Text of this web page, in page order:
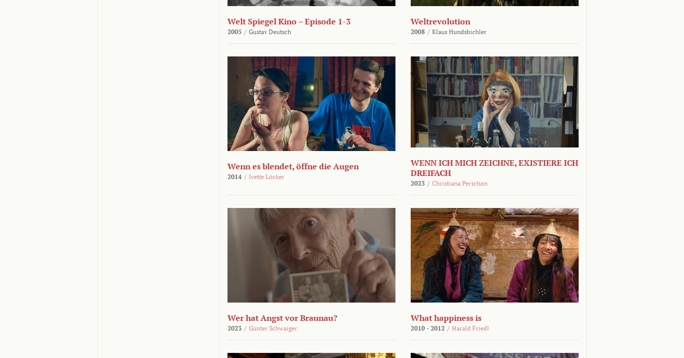
Welt Spiegel Kino – Episode 1-3
2005 / Gustav Deutsch
Weltrevolution
2008 / Klaus Hundsbichler
Wenn es blendet, öffne die Augen
2014 / Ivette Löcker
WENN ICH MICH ZEICHNE, EXISTIERE ICH
DREIFACH
2023 / Christiana Perschon
Wer hat Angst vor Braunau?
2023 / Günter Schwaiger
What happiness is
2010 - 2012 / Harald Friedl